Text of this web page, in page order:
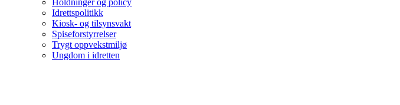
Holdninger og policy
Idrettspolitikk
Kiosk- og tilsynsvakt
Spiseforstyrrelser
Trygt oppvekstmiljø
Ungdom i idretten